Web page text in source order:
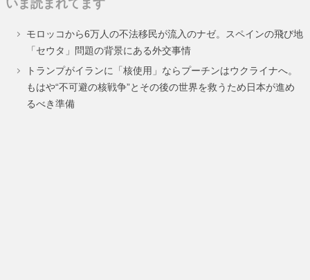
ペ
ー
ジ
ー
ジ
ー
ジ
ー
ジ
ー
ジ
ー
ジ
ー
ジ
いま読まれてます
モロッコから6万人の不法移民が流入のナゼ。スペインの飛び地
「セウタ」問題の背景にある外交事情
トランプがイランに「核使用」ならプーチンはウクライナへ。
もはや“不可避の核戦争”とその後の世界を救うため日本が進め
るべき準備